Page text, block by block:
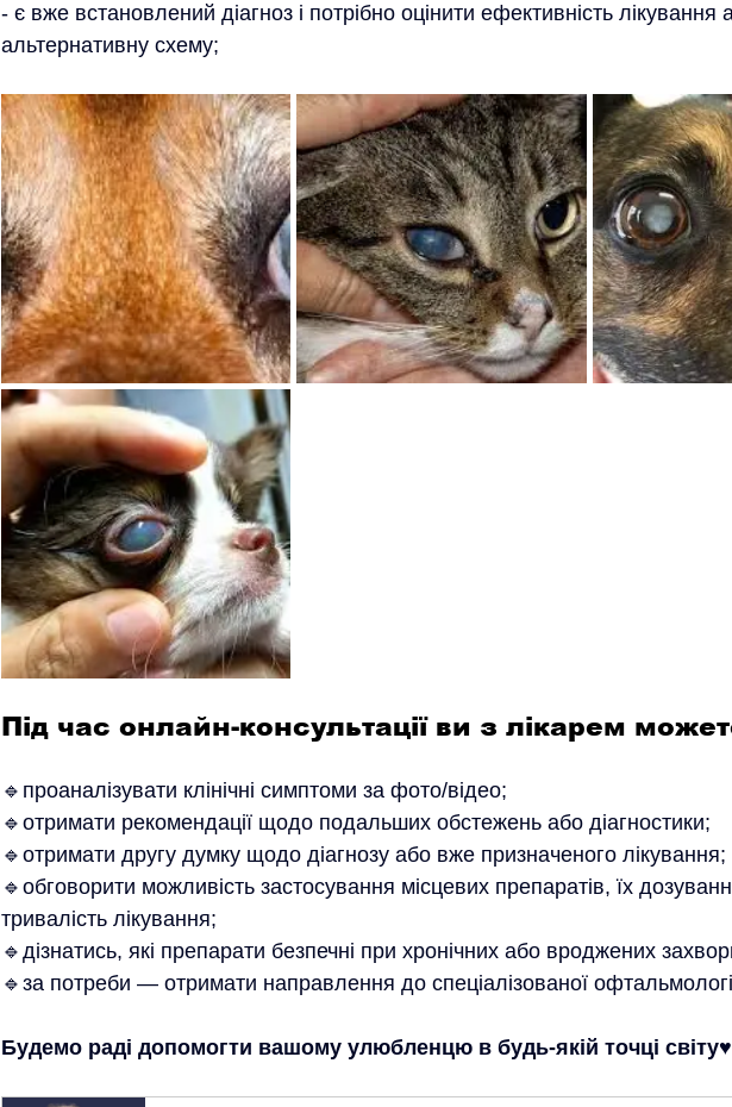
- є вже встановлений діагноз і потрібно оцінити ефективність
альтернативну схему;
Під час онлайн-консультації ви з лікарем
🔹проаналізувати клінічні симптоми за фото/відео;
🔹отримати рекомендації щодо подальших обстежень або діагностики;
🔹отримати другу думку щодо діагнозу або вже призначеного лікування;
🔹обговорити можливість застосування місцевих препаратів, їх
тривалість лікування;
🔹дізнатись, які препарати безпечні при хронічних або вроджених
🔹за потреби — отримати направлення до спеціалізованої
Будемо раді допомогти вашому улюбленцю в будь-якій точці світу♥️